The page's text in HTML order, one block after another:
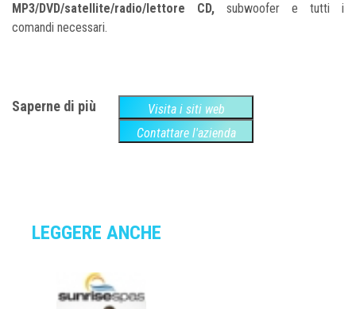
MP3/DVD/satellite/radio/lettore CD, subwoofer e tutti i
comandi necessari.
Saperne di più
Visita i siti web
Contattare l'azienda
LEGGERE ANCHE